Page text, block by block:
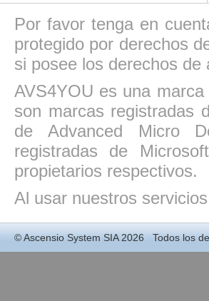
Por favor tenga en
protegido por derechos
si posee los derechos
AVS4YOU es una
son marcas registradas
de Advanced Micro
registradas de
propietarios respectivos.
Al usar nuestros
©Ascensio System SIA2026 Todos los